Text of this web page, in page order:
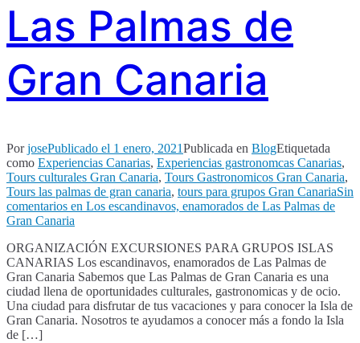
Las Palmas de
Gran Canaria
PorjosePublicado el 1 enero, 2021Publicada en BlogEtiquetada
como Experiencias Canarias, Experiencias gastronomcas Canarias,
Tours culturales Gran Canaria, Tours Gastronomicos Gran Canaria,
Tours las palmas de gran canaria, tours para grupos Gran CanariaSin
comentarios en Los escandinavos, enamorados de Las Palmas de
Gran Canaria
ORGANIZACIÓN EXCURSIONES PARA GRUPOS ISLAS
CANARIAS Los escandinavos, enamorados de Las Palmas de
Gran Canaria Sabemos que Las Palmas de Gran Canaria es una
ciudad llena de oportunidades culturales, gastronomicas y de ocio.
Una ciudad para disfrutar de tus vacaciones y para conocer la Isla de
Gran Canaria. Nosotros te ayudamos a conocer más a fondo la Isla
de […]